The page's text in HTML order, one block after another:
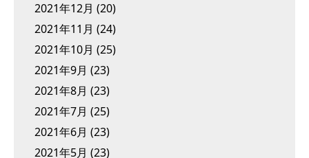
2021年12月 (20)
2021年11月 (24)
2021年10月 (25)
2021年9月 (23)
2021年8月 (23)
2021年7月 (25)
2021年6月 (23)
2021年5月 (23)